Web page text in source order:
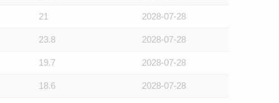
21 2028-07-28
23.8 2028-07-28
19.7 2028-07-28
18.6 2028-07-28